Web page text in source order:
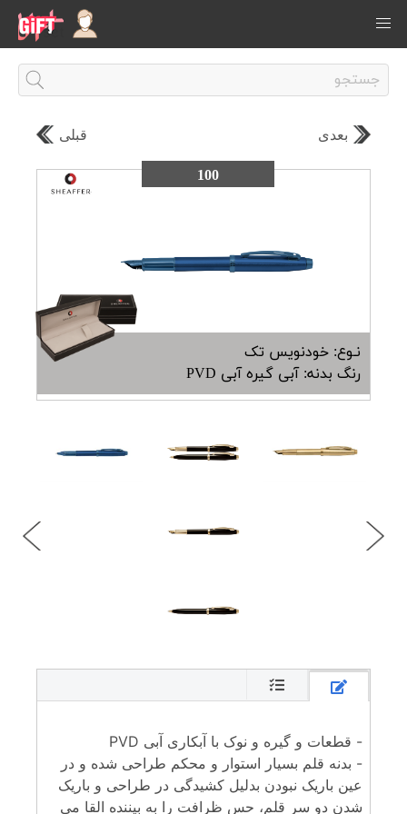
قبلی بعدی
100
نـوع: خودنویس تک
رنگ بدنه: آبی گیره آبی PVD
- قطعات و گیره و نوک با آبکاری آبی PVD
- بدنه قلم بسیار استوار و محکم طراحی شده و در
عین باریک نبودن بدلیل کشیدگی در طراحی و باریک
شدن دو سر قلم، حس ظرافت را به بیننده القا می